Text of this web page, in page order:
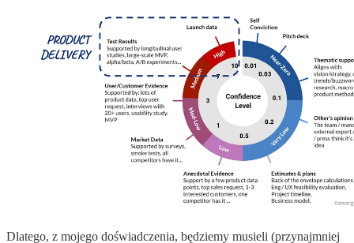
Dlatego, z mojego doświadczenia, będziemy musieli (przynajmniej